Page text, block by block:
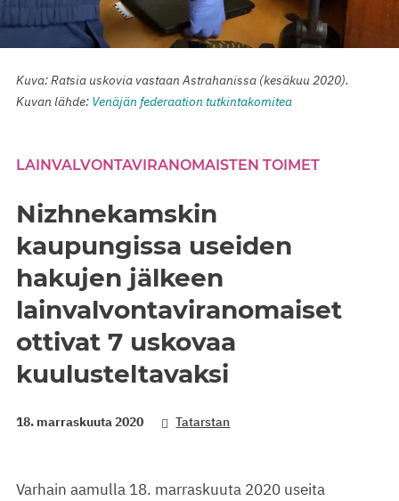
Kuva: Ratsia uskovia vastaan Astrahanissa (kesäkuu 2020).
Kuvan lähde: Venäjän federaation tutkintakomitea
LAINVALVONTAVIRANOMAISTEN TOIMET
Nizhnekamskin
kaupungissa useiden
hakujen jälkeen
lainvalvontaviranomaiset
ottivat 7 uskovaa
kuulusteltavaksi
18. marraskuuta 2020 Tatarstan
Varhain aamulla 18. marraskuuta 2020 useita